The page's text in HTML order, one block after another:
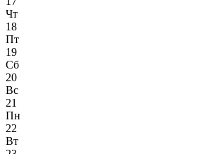
Чт
18
Пт
19
Сб
20
Вс
21
Пн
22
Вт